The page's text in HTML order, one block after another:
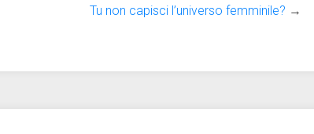
Tu non capisci l’universo femminile? →